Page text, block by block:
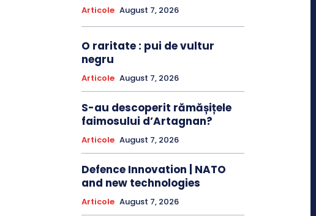
Articole August 7, 2026
O raritate : pui de vultur
negru
Articole August 7, 2026
S-au descoperit rămășițele
faimosului d’Artagnan?
Articole August 7, 2026
Defence Innovation | NATO
and new technologies
Articole August 7, 2026